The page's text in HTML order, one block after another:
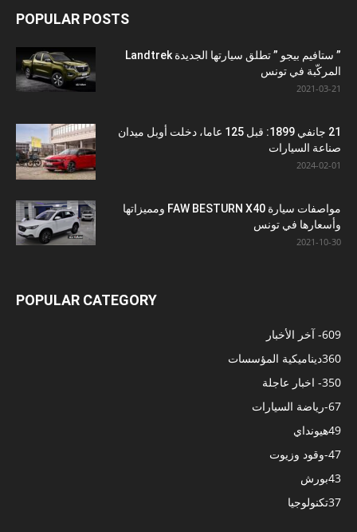
POPULAR POSTS
” ستافيم بيجو ” تطلق سيارتها الجديدة Landtrek
المركّبة في تونس
2021-03-21
21 جانفي 1899: قبل 125 عاما، دخلت أوبل ميدان
صناعة السيارات
2024-02-01
مواصفات سيارة FAW BESTURN X40 ومميزاتها
وأسعارها في تونس
2021-10-30
POPULAR CATEGORY
- آخر الأخبار609
ديناميكية المؤسسات360
- اخبار عاجلة350
-رياضة السيارات67
هيونداي49
-وقود وزيوت47
بورش43
تكنولوجيا37